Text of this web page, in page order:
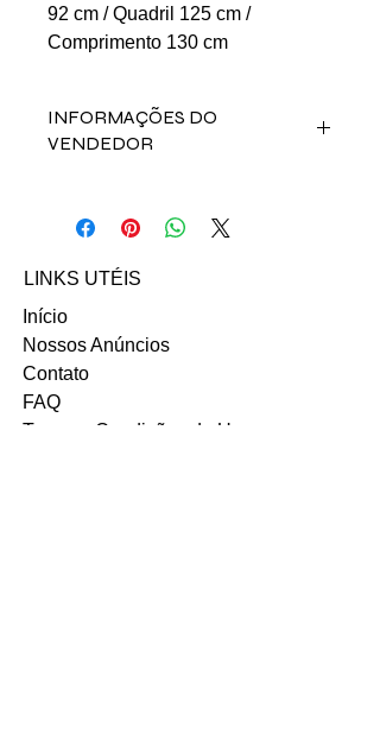
92 cm / Quadril 125 cm /
Comprimento 130 cm
INFORMAÇÕES DO
VENDEDOR
S. de Almeida pelo contato abaixo:
Email: csalema1909@gmail.com
Instagram
LINKS UTÉIS
Início
Nossos Anúncios
Contato
FAQ
Termo e Condições de Uso